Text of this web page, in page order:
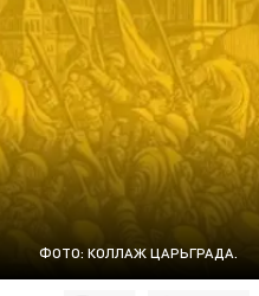
ФОТО: КОЛЛАЖ ЦАРЬГРАДА.